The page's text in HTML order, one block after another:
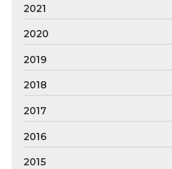
2021
2020
2019
2018
2017
2016
2015